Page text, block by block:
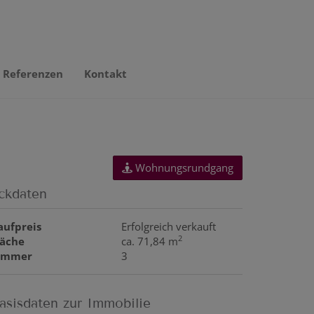
Referenzen Kontakt
Wohnungsrundgang
Erfolgreich verkauft
ca. 71,84 m2
3
zur Immobilie